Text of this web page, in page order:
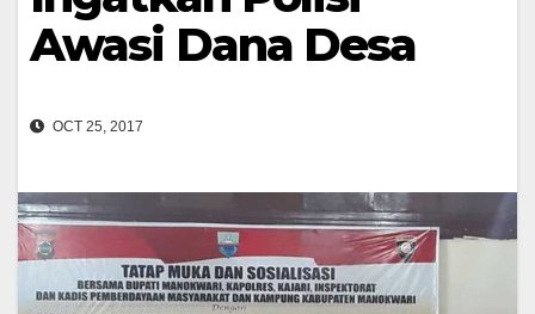
Awasi Dana Desa
OCT 25, 2017